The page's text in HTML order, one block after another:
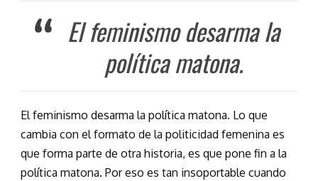
El feminismo desarma la
política matona.
El feminismo desarma la política matona. Lo que
cambia con el formato de la politicidad femenina es
que forma parte de otra historia, es que pone fin a la
política matona. Por eso es tan insoportable cuando